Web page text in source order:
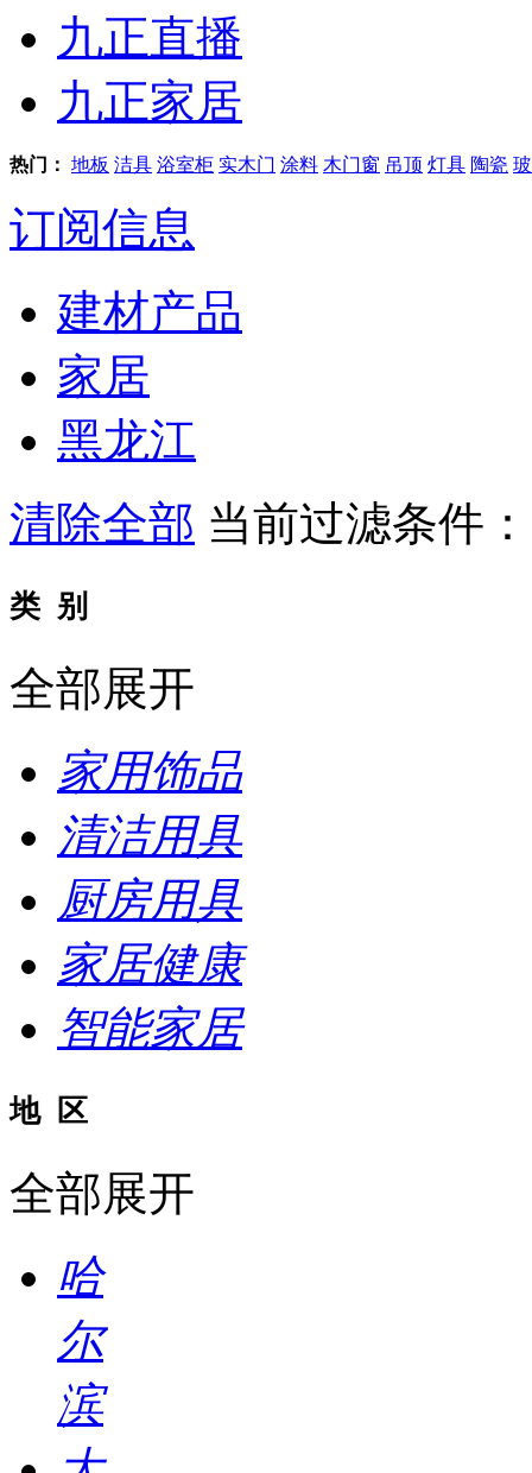
九正直播
九正家居
热门： 地板 洁具 浴室柜 实木门 涂料 木门窗 吊顶 灯具 陶瓷
订阅信息
建材产品
家居
黑龙江
清除全部 当前过滤条件
类 别
全部展开
家用饰品
清洁用具
厨房用具
家居健康
智能家居
地 区
全部展开
哈
尔
滨